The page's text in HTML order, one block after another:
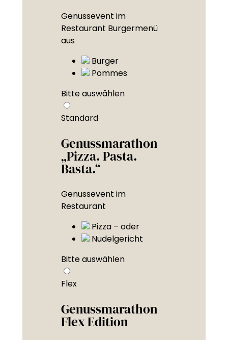
Genussevent im
Restaurant Burgermenü
aus
Burger
Pommes
Bitte auswählen
Standard
Genussmarathon
„Pizza. Pasta.
Basta.“
Genussevent im
Restaurant
Pizza – oder
Nudelgericht
Bitte auswählen
Flex
Genussmarathon
Flex Edition